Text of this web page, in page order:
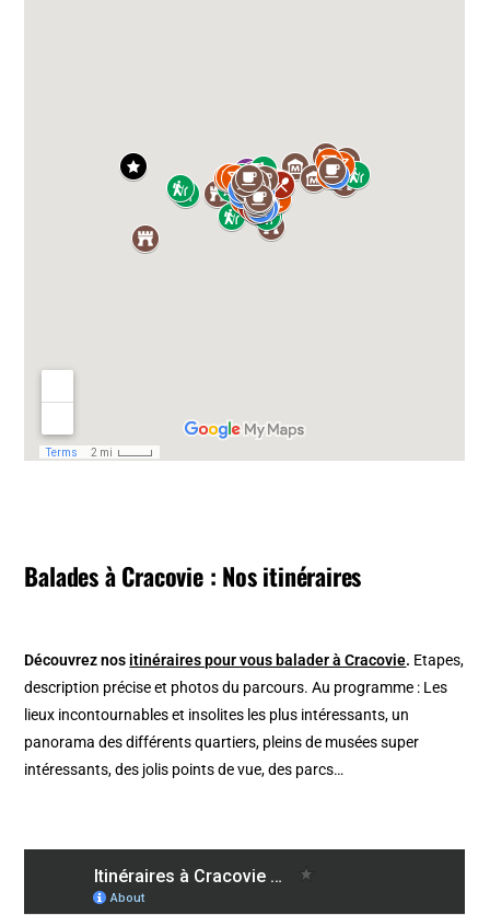
Balades à Cracovie : Nos itinéraires
Découvrez nos itinéraires pour vous balader à Cracovie. Etapes,
description précise et photos du parcours. Au programme : Les
lieux incontournables et insolites les plus intéressants, un
panorama des différents quartiers, pleins de musées super
intéressants, des jolis points de vue, des parcs…